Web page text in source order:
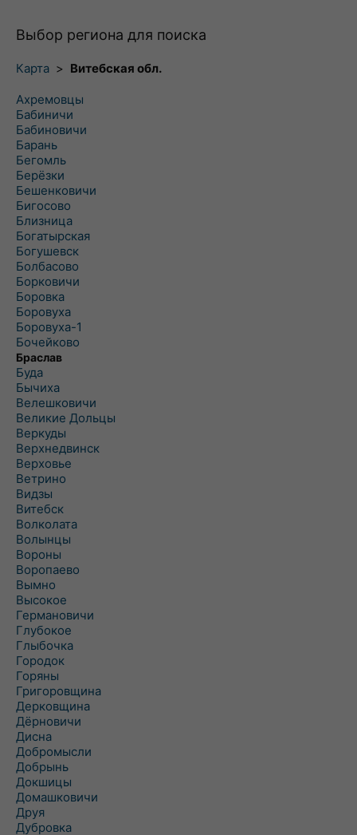
Выбор региона для поиска
Карта > Витебская обл.
Ахремовцы
Бабиничи
Бабиновичи
Барань
Бегомль
Берёзки
Бешенковичи
Бигосово
Близница
Богатырская
Богушевск
Болбасово
Борковичи
Боровка
Боровуха
Боровуха-1
Бочейково
Браслав
Буда
Бычиха
Велешковичи
Великие Дольцы
Веркуды
Верхнедвинск
Верховье
Ветрино
Видзы
Витебск
Волколата
Волынцы
Вороны
Воропаево
Вымно
Высокое
Германовичи
Глубокое
Глыбочка
Городок
Горяны
Григоровщина
Дерковщина
Дёрновичи
Дисна
Добромысли
Добрынь
Докшицы
Домашковичи
Друя
Дубровка